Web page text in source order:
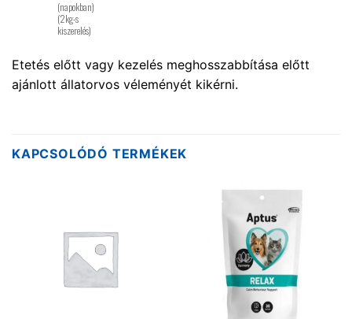
(napokban)
(2kg-s
kiszerelés)
Etetés előtt vagy kezelés meghosszabbítása előtt
ajánlott állatorvos véleményét kikérni.
KAPCSOLÓDÓ TERMÉKEK